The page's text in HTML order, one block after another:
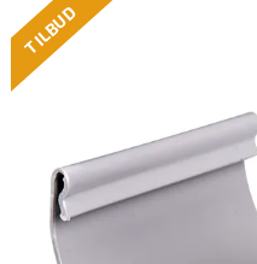
TILBUD